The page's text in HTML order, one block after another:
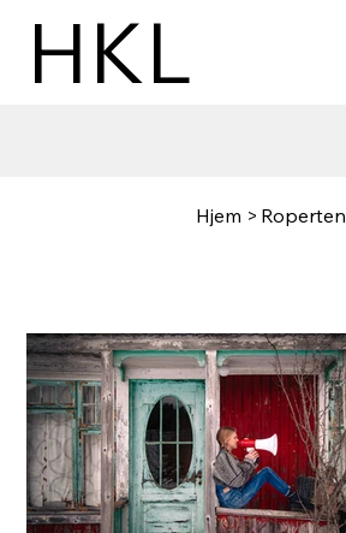
HKL
Hjem > Roperten